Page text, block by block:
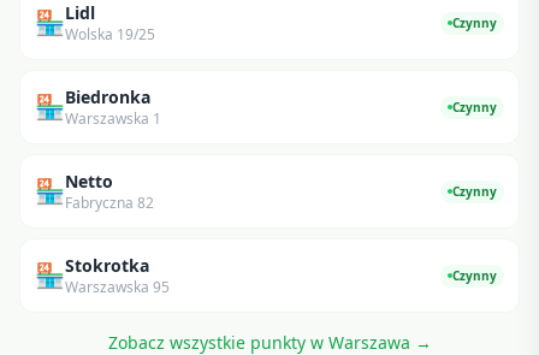
🏪Lidl
Wolska 19/25
Czynny
🏪Biedronka
Warszawska 1
Czynny
🏪Netto
Fabryczna 82
Czynny
🏪Stokrotka
Warszawska 95
Czynny
Zobacz wszystkie punkty w Warszawa →